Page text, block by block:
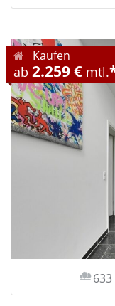
Kaufen
ab 2.259 € mtl.